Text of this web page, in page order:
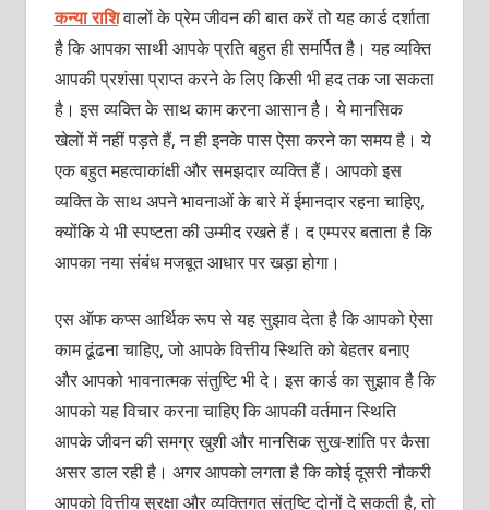
कन्‍या राशिवालों के प्रेम जीवन की बात करें तो यह कार्ड दर्शाता
है कि आपका साथी आपके प्रति बहुत ही समर्पित है। यह व्यक्ति
आपकी प्रशंसा प्राप्त करने के लिए किसी भी हद तक जा सकता
है। इस व्यक्ति के साथ काम करना आसान है। ये मानसिक
खेलों में नहीं पड़ते हैं, न ही इनके पास ऐसा करने का समय है। ये
एक बहुत महत्वाकांक्षी और समझदार व्यक्ति हैं। आपको इस
व्यक्ति के साथ अपने भावनाओं के बारे में ईमानदार रहना चाहिए,
क्योंकि ये भी स्पष्टता की उम्मीद रखते हैं। द एम्परर बताता है कि
आपका नया संबंध मजबूत आधार पर खड़ा होगा।
एस ऑफ कप्स आर्थिक रूप से यह सुझाव देता है कि आपको ऐसा
काम ढूंढना चाहिए, जो आपके वित्तीय स्थिति को बेहतर बनाए
और आपको भावनात्मक संतुष्टि भी दे। इस कार्ड का सुझाव है कि
आपको यह विचार करना चाहिए कि आपकी वर्तमान स्थिति
आपके जीवन की समग्र खुशी और मानसिक सुख-शांति पर कैसा
असर डाल रही है। अगर आपको लगता है कि कोई दूसरी नौकरी
आपको वित्तीय सुरक्षा और व्यक्तिगत संतुष्टि दोनों दे सकती है, तो